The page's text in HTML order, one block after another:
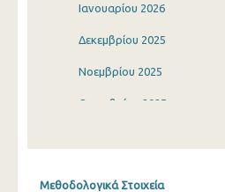
Ιανουαρίου 2026
Δεκεμβρίου 2025
Νοεμβρίου 2025
Οκτωβρίου 2025
Μεθοδολογικά Στοιχεία